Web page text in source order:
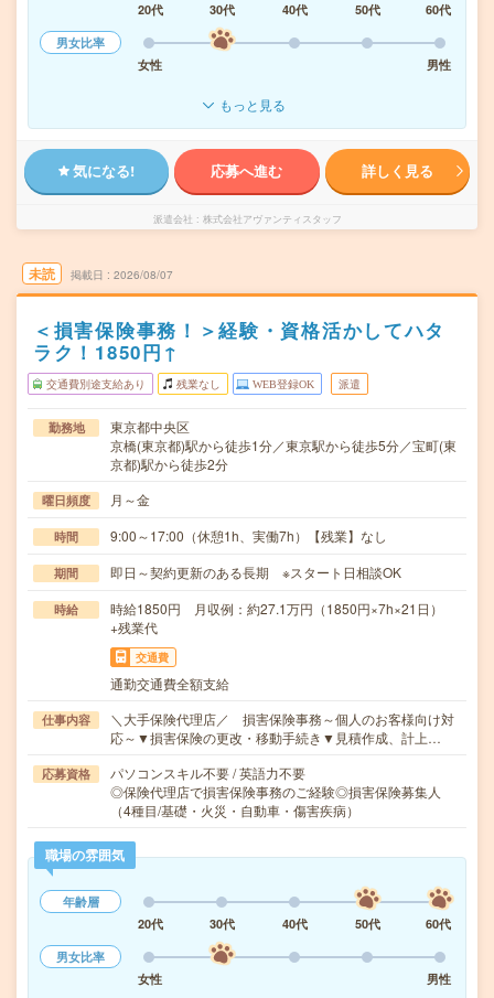
20代
30代 40代 50代
60代
男女比率
女性
男性
もっと見る
気になる! 応募へ進む 詳しく見る
派遣会社 株式会社アヴァンティスタッフ
未読 掲載日 2026/08/07
＜損害保険事務！＞経験・資格活かしてハタ
ラク！1850円↑
交通費別途支給あり 残業なし WEB登録OK 派遣
勤務地
東京都中央区
京橋(東京都)駅から徒歩1分／東京駅から徒歩5分／宝町(東
京都)駅から徒歩2分
曜日頻度 月～金
時間 9:00～17:00（休憩1h、実働7h）【残業】なし
期間 即日～契約更新のある長期 ※スタート日相談OK
時給
時給1850円 月収例：約27.1万円（1850円×7h×21日）
+残業代
交通費
通勤交通費全額支給
仕事内容
＼大手保険代理店／ 損害保険事務～個人のお客様向け対
応～▼損害保険の更改・移動手続き▼見積作成、計上…
応募資格
パソコンスキル不要 / 英語力不要
◎保険代理店で損害保険事務のご経験◎損害保険募集人
（4種目/基礎・火災・自動車・傷害疾病）
職場の雰囲気
年齢層
20代
30代 40代 50代
60代
男女比率
女性
男性